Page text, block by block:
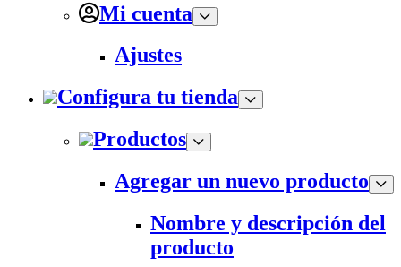
Mi cuenta
Ajustes
Configura tu tienda
Productos
Agregar un nuevo producto
Nombre y descripción del
producto